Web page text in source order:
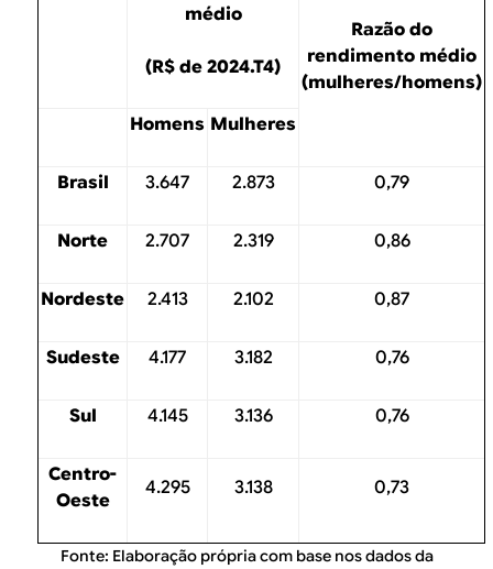
médio
(R$ de 2024.T4)
Razão do
rendimento médio
(mulheres/homens)
Homens Mulheres
Brasil 3.647 2.873 0,79
Norte 2.707 2.319 0,86
Nordeste 2.413 2.102 0,87
Sudeste 4.177 3.182 0,76
Sul 4.145 3.136 0,76
Centro-
Oeste
4.295 3.138 0,73
Fonte: Elaboração própria com base nos dados da